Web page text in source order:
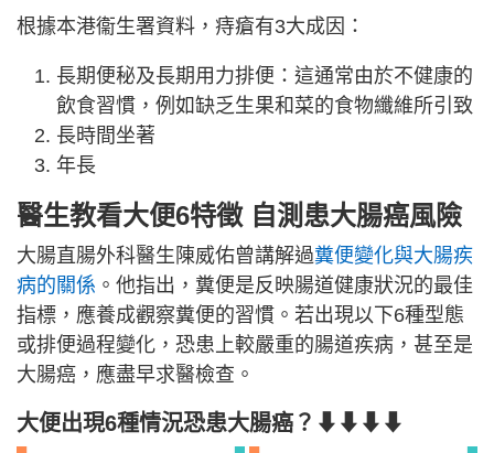
根據本港衞生署資料，痔瘡有3大成因：
長期便秘及長期用力排便：這通常由於不健康的
飲食習慣，例如缺乏生果和菜的食物纖維所引致
長時間坐著
年長
醫生教看大便6特徵 自測患大腸癌風險
大腸直腸外科醫生陳威佑曾講解過糞便變化與大腸疾
病的關係 。他指出，糞便是反映腸道健康狀況的最佳
指標，應養成觀察糞便的習慣。若出現以下6種型態
或排便過程變化，恐患上較嚴重的腸道疾病，甚至是
大腸癌，應盡早求醫檢查。
大便出現6種情況恐患大腸癌？⬇⬇⬇⬇